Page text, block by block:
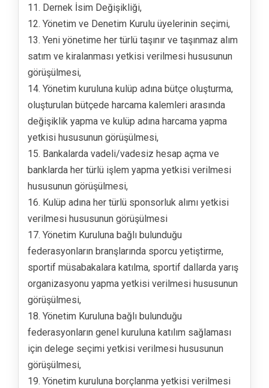
11. Dernek İsim Değişikliği,
12. Yönetim ve Denetim Kurulu üyelerinin seçimi,
13. Yeni yönetime her türlü taşınır ve taşınmaz alım
satım ve kiralanması yetkisi verilmesi hususunun
görüşülmesi,
14. Yönetim kuruluna kulüp adına bütçe oluşturma,
oluşturulan bütçede harcama kalemleri arasında
değişiklik yapma ve kulüp adına harcama yapma
yetkisi hususunun görüşülmesi,
15. Bankalarda vadeli/vadesiz hesap açma ve
banklarda her türlü işlem yapma yetkisi verilmesi
hususunun görüşülmesi,
16. Kulüp adına her türlü sponsorluk alımı yetkisi
verilmesi hususunun görüşülmesi
17. Yönetim Kuruluna bağlı bulunduğu
federasyonların branşlarında sporcu yetiştirme,
sportif müsabakalara katılma, sportif dallarda yarış
organizasyonu yapma yetkisi verilmesi hususunun
görüşülmesi,
18. Yönetim Kuruluna bağlı bulunduğu
federasyonların genel kuruluna katılım sağlaması
için delege seçimi yetkisi verilmesi hususunun
görüşülmesi,
19. Yönetim kuruluna borçlanma yetkisi verilmesi